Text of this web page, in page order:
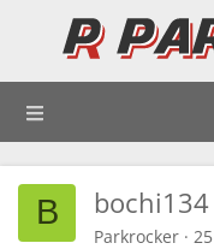
B bochi134
Parkrocker · 25